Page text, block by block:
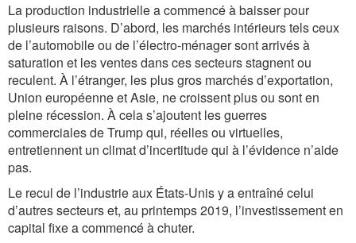
La production industrielle a commencé à baisser pour
plusieurs raisons. D’abord, les marchés intérieurs tels ceux
de l’automobile ou de l’électro-ménager sont arrivés à
saturation et les ventes dans ces secteurs stagnent ou
reculent. À l’étranger, les plus gros marchés d’exportation,
Union européenne et Asie, ne croissent plus ou sont en
pleine récession. À cela s’ajoutent les guerres
commerciales de Trump qui, réelles ou virtuelles,
entretiennent un climat d’incertitude qui à l’évidence n’aide
pas.
Le recul de l’industrie aux États-Unis y a entraîné celui
d’autres secteurs et, au printemps 2019, l’investissement en
capital fixe a commencé à chuter.